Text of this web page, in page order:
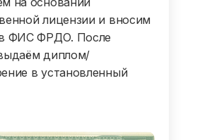
лицензии и вносим
ФИС ФРДО. После
диплом/
в установленный